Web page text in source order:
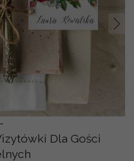
-
Dla Gości